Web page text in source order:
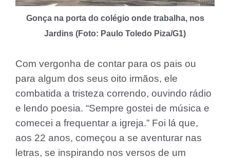
Gonça na porta do colégio onde trabalha, nos
Jardins (Foto: Paulo Toledo Piza/G1)
Com vergonha de contar para os pais ou
para algum dos seus oito irmãos, ele
combatida a tristeza correndo, ouvindo rádio
e lendo poesia. “Sempre gostei de música e
comecei a frequentar a igreja.” Foi lá que,
aos 22 anos, começou a se aventurar nas
letras, se inspirando nos versos de um